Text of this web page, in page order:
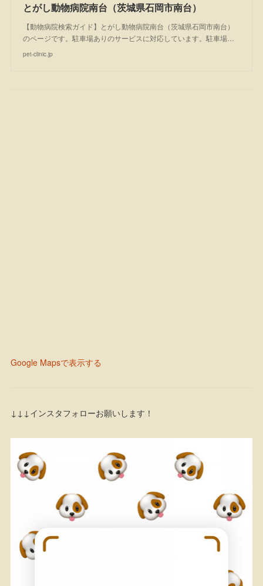
とがし動物病院南台（茨城県石岡市南台）
【動物病院検索ガイド】とがし動物病院南台（茨城県石岡市南台）
のページです。駐車場ありのサービスに対応しています。駐車場…
pet-clinic.jp
Google Mapsで表示する
↓↓↓インスタフォローお願いします！